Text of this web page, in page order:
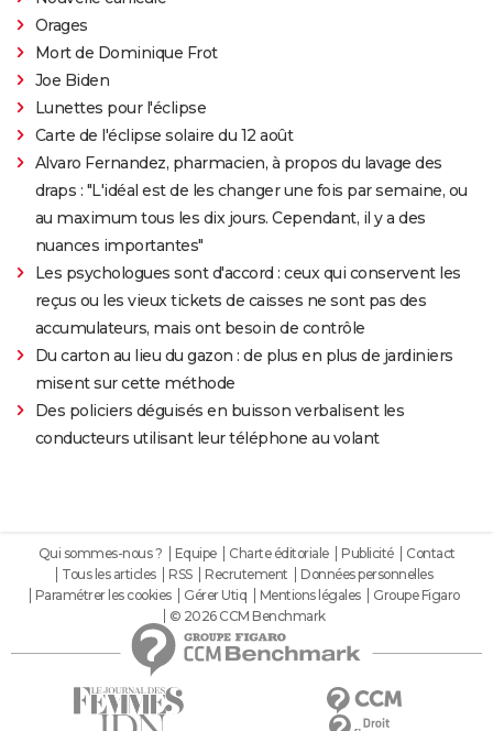
Orages
Mort de Dominique Frot
Joe Biden
Lunettes pour l'éclipse
Carte de l'éclipse solaire du 12 août
Alvaro Fernandez, pharmacien, à propos du lavage des
draps : "L'idéal est de les changer une fois par semaine, ou
au maximum tous les dix jours. Cependant, il y a des
nuances importantes"
Les psychologues sont d'accord : ceux qui conservent les
reçus ou les vieux tickets de caisses ne sont pas des
accumulateurs, mais ont besoin de contrôle
Du carton au lieu du gazon : de plus en plus de jardiniers
misent sur cette méthode
Des policiers déguisés en buisson verbalisent les
conducteurs utilisant leur téléphone au volant
Qui sommes-nous ? Equipe Charte éditoriale Publicité
Contact
Tous les articles
RSS Recrutement
Données personnelles
Paramétrer les cookies
Gérer Utiq Mentions légales
Groupe Figaro
© 2026 CCM Benchmark